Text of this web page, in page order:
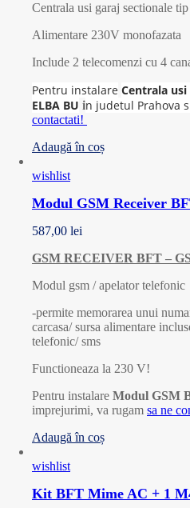
Centrala usi garaj sectionale
Alimentare 230V monofazata
Include 2 telecomenzi cu 4
Pentru instalare Centrala
ELBA BU in judetul Prahova
contactati!
Adaugă în coș
wishlist
Modul GSM Receiver
587,00 lei
GSM RECEIVER BFT –
Modul gsm / apelator telefonic
-permite memorarea unui
carcasa/ sursa alimentare
telefonic/ sms
Functioneaza la 230 V!
Pentru instalare Modul GSM
imprejurimi, va rugam sa ne
Adaugă în coș
wishlist
Kit BFT Mime AC + 1